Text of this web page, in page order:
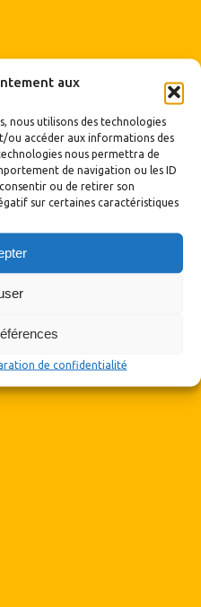
aux
nous utilisons des technologies
ou accéder aux informations des
nous permettra de
de navigation ou les ID
ou de retirer son
sur certaines caractéristiques
de confidentialité